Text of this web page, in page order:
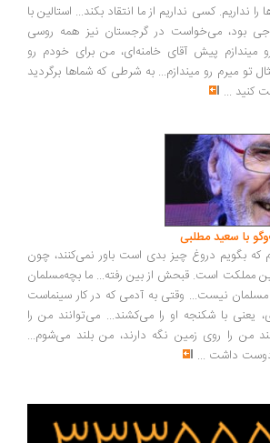
کسی نداریم از ما انتقاد بکند... استالین با
می‌خواست در گرجستان نیز همه روسی
پیش آقای خامنه‌ای، من برای خودم رو
رو میندازم... به شرطی که شماها برگردید
...
مطلبی
دروغ چیز بدی است باور نمی‌کنند، چون
است. قبحش از بین رفته... ما بچه‌مسلمان
نیست... وقتی به آدمی که در کار سینماست
با شکنجه او را می‌کشند... می‌توانند من را
روی زمین نگه دارند، من بلند می‌شوم...
...